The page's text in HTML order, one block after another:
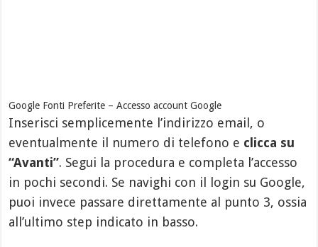
Google Fonti Preferite – Accesso account Google
Inserisci semplicemente l’indirizzo email, o
eventualmente il numero di telefono e clicca su
“Avanti”. Segui la procedura e completa l’accesso
in pochi secondi. Se navighi con il login su Google,
puoi invece passare direttamente al punto 3, ossia
all’ultimo step indicato in basso.